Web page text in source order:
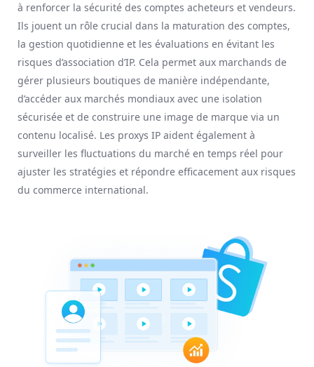
à renforcer la sécurité des comptes acheteurs et vendeurs.
Ils jouent un rôle crucial dans la maturation des comptes,
la gestion quotidienne et les évaluations en évitant les
risques d’association d’IP. Cela permet aux marchands de
gérer plusieurs boutiques de manière indépendante,
d’accéder aux marchés mondiaux avec une isolation
sécurisée et de construire une image de marque via un
contenu localisé. Les proxys IP aident également à
surveiller les fluctuations du marché en temps réel pour
ajuster les stratégies et répondre efficacement aux risques
du commerce international.